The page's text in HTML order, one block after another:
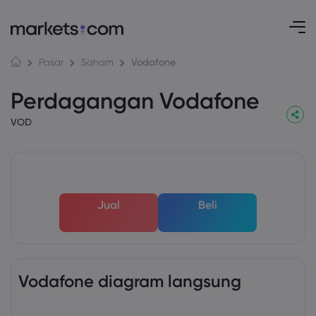
Pasar Saham Vodafone
Perdagangan Vodafone
VOD
Jual Beli
Vodafone diagram langsung